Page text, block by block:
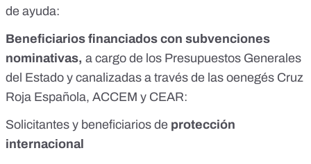
de ayuda:
Beneficiarios financiados con subvenciones
nominativas, a cargo de los Presupuestos Generales
del Estado y canalizadas a través de las oenegés Cruz
Roja Española, ACCEM y CEAR:
Solicitantes y beneficiarios de protección
internacional